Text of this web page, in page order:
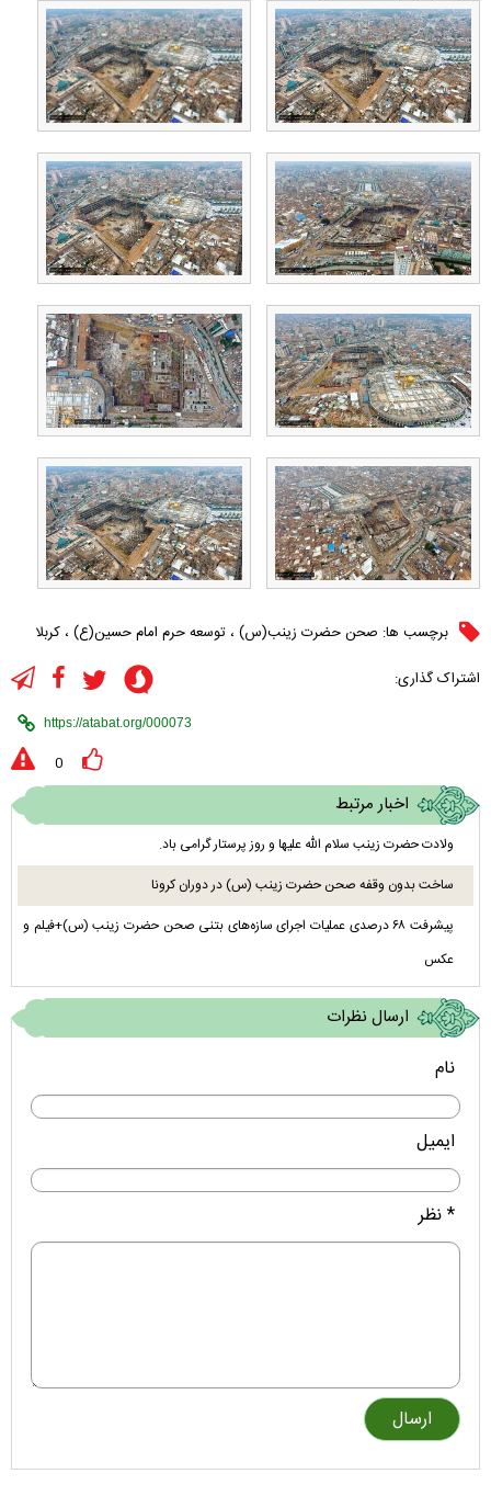
برچسب ها: صحن حضرت زینب(س) ، توسعه حرم امام حسین(ع) ، کربلا
اشتراک گذاری:
0
اخبار مرتبط
ولادت حضرت زینب سلام الله علیها و روز پرستار گرامی باد.
ساخت بدون وقفه صحن حضرت زینب (س) در دوران کرونا
پیشرفت ۶۸ درصدی عملیات اجرای سازه‌های بتنی صحن حضرت زینب (س)+فیلم و
عکس
ارسال نظرات
نام
ایمیل
* نظر